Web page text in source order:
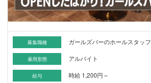
募集職種 ガールズバーのホールスタッフ
雇用形態 アルバイト
給与 時給 1,200円～